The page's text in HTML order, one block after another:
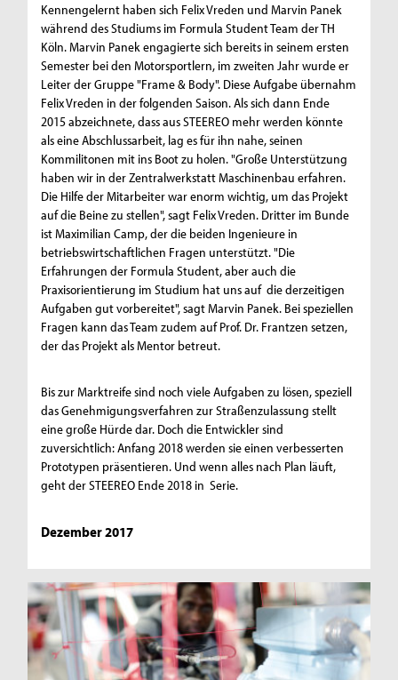
Kennengelernt haben sich Felix Vreden und Marvin Panek
während des Studiums im Formula Student Team der TH
Köln. Marvin Panek engagierte sich bereits in seinem ersten
Semester bei den Motorsportlern, im zweiten Jahr wurde er
Leiter der Gruppe "Frame & Body". Diese Aufgabe übernahm
Felix Vreden in der folgenden Saison. Als sich dann Ende
2015 abzeichnete, dass aus STEEREO mehr werden könnte
als eine Abschlussarbeit, lag es für ihn nahe, seinen
Kommilitonen mit ins Boot zu holen. "Große Unterstützung
haben wir in der Zentralwerkstatt Maschinenbau erfahren.
Die Hilfe der Mitarbeiter war enorm wichtig, um das Projekt
auf die Beine zu stellen", sagt Felix Vreden. Dritter im Bunde
ist Maximilian Camp, der die beiden Ingenieure in
betriebswirtschaftlichen Fragen unterstützt. "Die
Erfahrungen der Formula Student, aber auch die
Praxisorientierung im Studium hat uns auf die derzeitigen
Aufgaben gut vorbereitet", sagt Marvin Panek. Bei speziellen
Fragen kann das Team zudem auf Prof. Dr. Frantzen setzen,
der das Projekt als Mentor betreut.
Bis zur Marktreife sind noch viele Aufgaben zu lösen, speziell
das Genehmigungsverfahren zur Straßenzulassung stellt
eine große Hürde dar. Doch die Entwickler sind
zuversichtlich: Anfang 2018 werden sie einen verbesserten
Prototypen präsentieren. Und wenn alles nach Plan läuft,
geht der STEEREO Ende 2018 in Serie.
Dezember 2017